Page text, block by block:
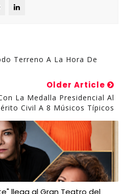
Terreno A La Hora De
Older Article
La Medalla Presidencial Al
Civil A 8 Músicos Típicos
llega al Gran Teatro del